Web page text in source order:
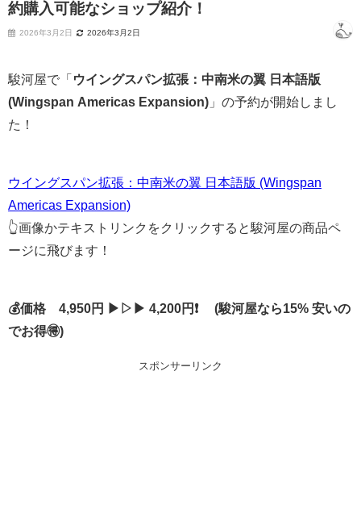
約購入可能なショップ紹介！
2026年3月2日 2026年3月2日
駿河屋で「 ウイングスパン拡張：中南米の翼 日本語版
(Wingspan Americas Expansion) 」の予約が開始しまし
た！
ウイングスパン拡張：中南米の翼 日本語版 (Wingspan
Americas Expansion)
👆画像かテキストリンクをクリックすると駿河屋の商品ペ
ージに飛びます！
💰価格 4,950円 ▶▷▶ 4,200円❗ (駿河屋なら15% 安いの
でお得🉐)
スポンサーリンク